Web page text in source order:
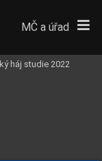
MČ a úřad
háj studie 2022